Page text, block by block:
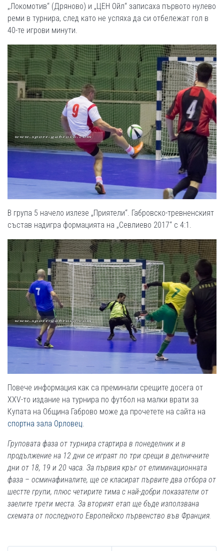
„Локомотив“ (Дряново) и „ЦЕН Ойл“ записаха първото нулево
реми в турнира, след като не успяха да си отбележат гол в
40-те игрови минути.
В група 5 начело излезе „Приятели“. Габровско-тревненският
състав надигра формацията на „Севлиево 2017“ с 4:1.
Повече информация как са преминали срещите досега от
ХХV-то издание на турнира по футбол на малки врати за
Купата на Община Габрово може да прочетете на сайта на
спортна зала Орловец
Груповата фаза от турнира стартира в понеделник и в
продължение на 12 дни се играят по три срещи в делничните
дни от 18, 19 и 20 часа. За първия кръг от елиминационната
фаза – осминафиналите, ще се класират първите два отбора от
шестте групи, плюс четирите тима с най-добри показатели от
заелите трети места. За вторият етап ще бъде използвана
схемата от последното Европейско първенство във Франция.